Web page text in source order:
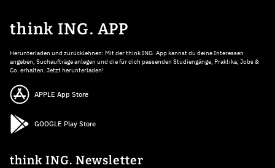
think ING. APP
Herunterladen und zurücklehnen: Mit der think ING. App kannst du deine Interessen
angeben, Suchaufträge anlegen und die für dich passenden Studiengänge, Praktika, Jobs &
Co. erhalten. Jetzt herunterladen!
APPLE App Store
GOOGLE Play Store
think ING. Newsletter